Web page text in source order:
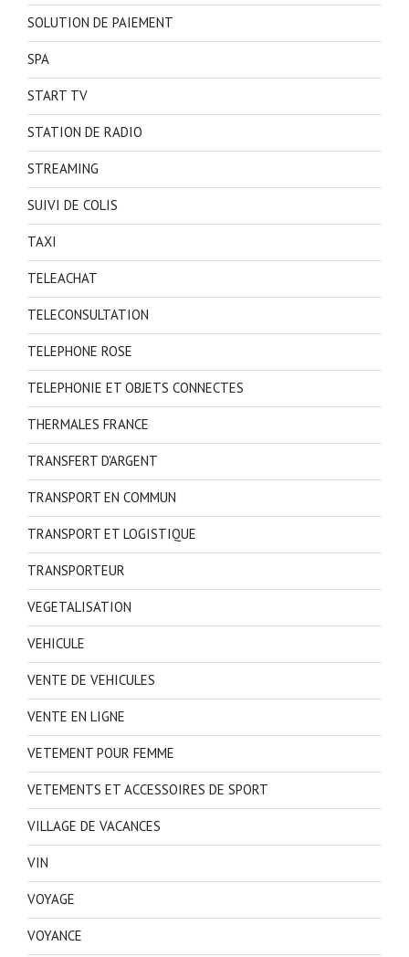
SOLUTION DE PAIEMENT
SPA
START TV
STATION DE RADIO
STREAMING
SUIVI DE COLIS
TAXI
TELEACHAT
TELECONSULTATION
TELEPHONE ROSE
TELEPHONIE ET OBJETS CONNECTES
THERMALES FRANCE
TRANSFERT D'ARGENT
TRANSPORT EN COMMUN
TRANSPORT ET LOGISTIQUE
TRANSPORTEUR
VEGETALISATION
VEHICULE
VENTE DE VEHICULES
VENTE EN LIGNE
VETEMENT POUR FEMME
VETEMENTS ET ACCESSOIRES DE SPORT
VILLAGE DE VACANCES
VIN
VOYAGE
VOYANCE